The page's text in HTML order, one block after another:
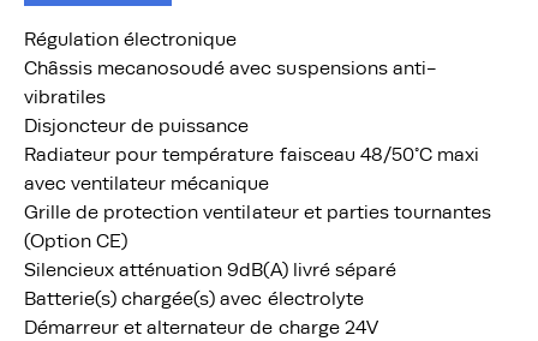
Régulation électronique
Châssis mecanosoudé avec suspensions anti-
vibratiles
Disjoncteur de puissance
Radiateur pour température faisceau 48/50°C maxi
avec ventilateur mécanique
Grille de protection ventilateur et parties tournantes
(Option CE)
Silencieux atténuation 9dB(A) livré séparé
Batterie(s) chargée(s) avec électrolyte
Démarreur et alternateur de charge 24V